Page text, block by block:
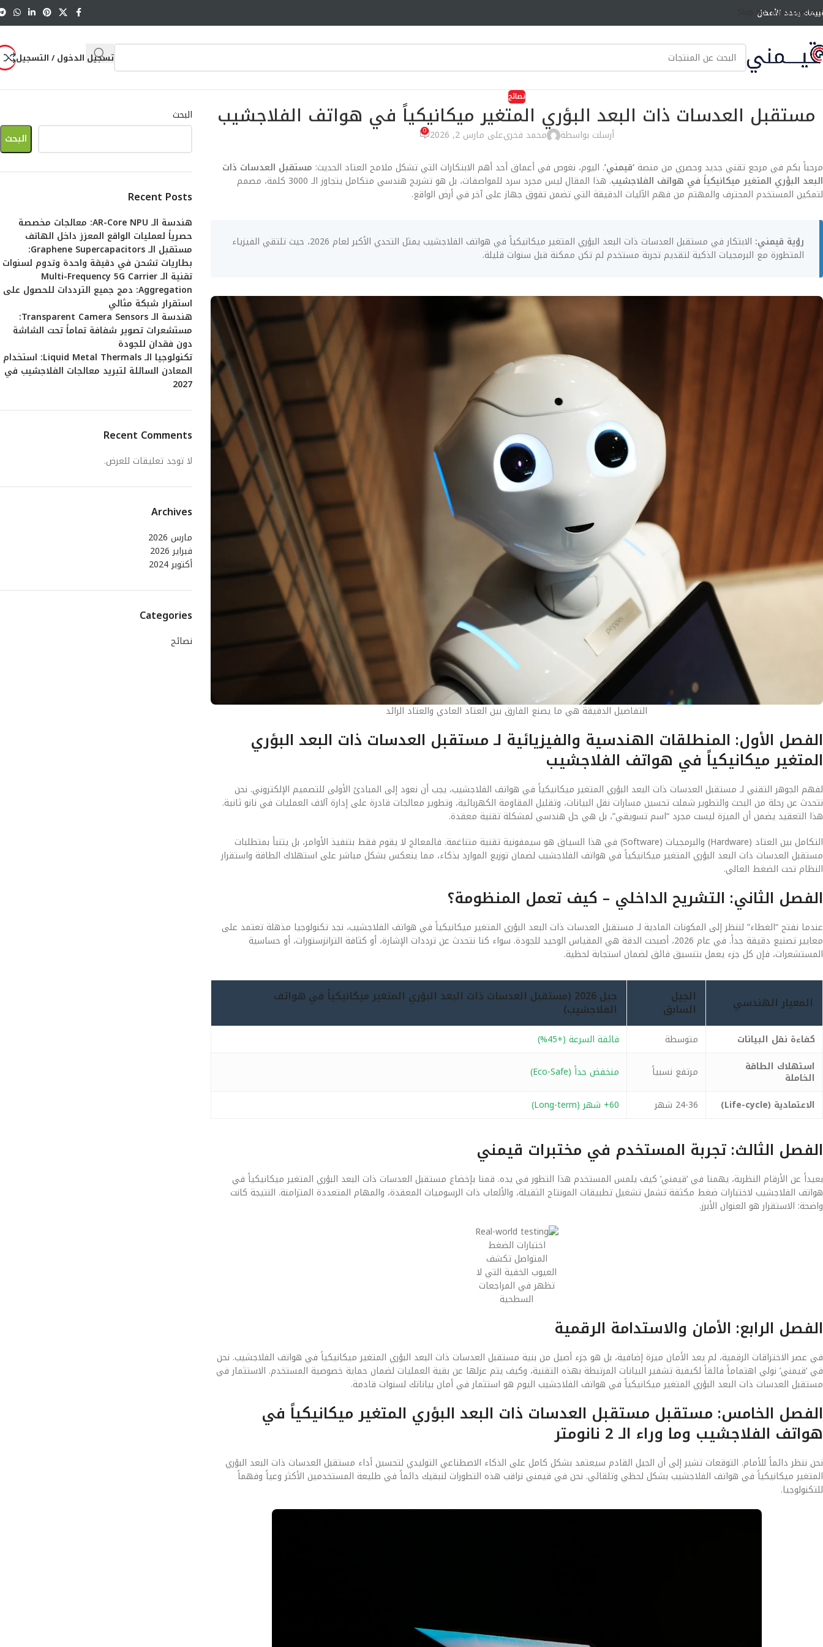
Skip to main content
يحدد الأفضل
تسجيل الدخول / التسجيل
نصائح
مستقبل العدسات ذات البعد البؤري المتغير ميكانيكياً في هواتف الفلاجشيب
أرسلت بواسطة محمد فخريعلى مارس 2, 2026 0
مرحباً بكم في مرجع تقني جديد وحصري من منصة ‘قيمني’. اليوم، نغوص في أعماق أحد أهم الابتكارات التي تشكل ملامح العتاد الحديث: مستقبل العدسات ذات
البعد البؤري المتغير ميكانيكياً في هواتف الفلاجشيب
. هذا المقال ليس مجرد سرد للمواصفات، بل هو تشريح هندسي متكامل يتجاوز الـ 3000 كلمة، مصمم
لتمكين المستخدم المحترف والمهتم من فهم الآليات الدقيقة التي تضمن تفوق جهاز على آخر في أرض الواقع.
رؤية قيمني:
الابتكار في مستقبل العدسات ذات البعد البؤري المتغير ميكانيكياً في هواتف الفلاجشيب يمثل التحدي الأكبر لعام 2026، حيث تلتقي الفيزياء
المتطورة مع البرمجيات الذكية لتقديم تجربة مستخدم لم تكن ممكنة قبل سنوات قليلة.
التفاصيل الدقيقة هي ما يصنع الفارق بين العتاد العادي والعتاد الرائد
الفصل الأول: المنطلقات الهندسية والفيزيائية لـ مستقبل العدسات ذات البعد البؤري
المتغير ميكانيكياً في هواتف الفلاجشيب
لفهم الجوهر التقني لـ مستقبل العدسات ذات البعد البؤري المتغير ميكانيكياً في هواتف الفلاجشيب، يجب أن نعود إلى المبادئ الأولى للتصميم الإلكتروني. نحن
نتحدث عن رحلة من البحث والتطوير شملت تحسين مسارات نقل البيانات، وتقليل المقاومة الكهربائية، وتطوير معالجات قادرة على إدارة آلاف العمليات في نانو ثانية.
هذا التعقيد يضمن أن الميزة ليست مجرد “اسم تسويقي”، بل هي حل هندسي لمشكلة تقنية معقدة.
التكامل بين العتاد (Hardware) والبرمجيات (Software) في هذا السياق هو سيمفونية تقنية متناغمة. فالمعالج لا يقوم فقط بتنفيذ الأوامر، بل يتنبأ بمتطلبات
مستقبل العدسات ذات البعد البؤري المتغير ميكانيكياً في هواتف الفلاجشيب لضمان توزيع الموارد بذكاء، مما ينعكس بشكل مباشر على استهلاك الطاقة واستقرار
النظام تحت الضغط العالي.
الفصل الثاني: التشريح الداخلي – كيف تعمل المنظومة؟
عندما نفتح “الغطاء” لننظر إلى المكونات المادية لـ مستقبل العدسات ذات البعد البؤري المتغير ميكانيكياً في هواتف الفلاجشيب، نجد تكنولوجيا مذهلة تعتمد على
معايير تصنيع دقيقة جداً. في عام 2026، أصبحت الدقة هي المقياس الوحيد للجودة. سواء كنا نتحدث عن ترددات الإشارة، أو كثافة الترانزستورات، أو حساسية
المستشعرات، فإن كل جزء يعمل بتنسيق فائق لضمان استجابة لحظية.
المعيار الهندسي الجيل
السابق
جيل 2026 (مستقبل العدسات ذات البعد البؤري المتغير ميكانيكياً في هواتف
الفلاجشيب)
كفاءة نقل البيانات متوسطة
فائقة السرعة (+45%)
استهلاك الطاقة
الخاملة مرتفع نسبياً
منخفض جداً (Eco-Safe)
الاعتمادية (Life-cycle)
24-36 شهر 60+ شهر (Long-term)
الفصل الثالث: تجربة المستخدم في مختبرات قيمني
بعيداً عن الأرقام النظرية، يهمنا في ‘قيمني’ كيف يلمس المستخدم هذا التطور في يده. قمنا بإخضاع مستقبل العدسات ذات البعد البؤري المتغير ميكانيكياً في
هواتف الفلاجشيب لاختبارات ضغط مكثفة تشمل تشغيل تطبيقات المونتاج الثقيلة، والألعاب ذات الرسوميات المعقدة، والمهام المتعددة المتزامنة. النتيجة كانت
واضحة: الاستقرار هو العنوان الأبرز.
اختبارات الضغط
المتواصل تكشف
العيوب الخفية التي لا
تظهر في المراجعات
السطحية
الفصل الرابع: الأمان والاستدامة الرقمية
في عصر الاختراقات الرقمية، لم يعد الأمان ميزة إضافية، بل هو جزء أصيل من بنية مستقبل العدسات ذات البعد البؤري المتغير ميكانيكياً في هواتف الفلاجشيب. نحن
في ‘قيمني’ نولي اهتماماً فائقاً لكيفية تشفير البيانات المرتبطة بهذه التقنية، وكيف يتم عزلها عن بقية العمليات لضمان حماية خصوصية المستخدم. الاستثمار في
مستقبل العدسات ذات البعد البؤري المتغير ميكانيكياً في هواتف الفلاجشيب اليوم هو استثمار في أمان بياناتك لسنوات قادمة.
الفصل الخامس: مستقبل مستقبل العدسات ذات البعد البؤري المتغير ميكانيكياً في
هواتف الفلاجشيب وما وراء الـ 2 نانومتر
نحن ننظر دائماً للأمام. التوقعات تشير إلى أن الجيل القادم سيعتمد بشكل كامل على الذكاء الاصطناعي التوليدي لتحسين أداء مستقبل العدسات ذات البعد البؤري
المتغير ميكانيكياً في هواتف الفلاجشيب بشكل لحظي وتلقائي. نحن في قيمني نراقب هذه التطورات لنبقيك دائماً في طليعة المستخدمين الأكثر وعياً وفهماً
للتكنولوجيا.
البحث
البحث
Recent Posts
هندسة الـ AR-Core NPU: معالجات مخصصة
حصرياً لعمليات الواقع المعزز داخل الهاتف
مستقبل الـ Graphene Supercapacitors:
بطاريات تشحن في دقيقة واحدة وتدوم لسنوات
تقنية الـ Multi-Frequency 5G Carrier
Aggregation: دمج جميع الترددات للحصول على
استقرار شبكة مثالي
هندسة الـ Transparent Camera Sensors:
مستشعرات تصوير شفافة تماماً تحت الشاشة
دون فقدان للجودة
تكنولوجيا الـ Liquid Metal Thermals: استخدام
المعادن السائلة لتبريد معالجات الفلاجشيب في
2027
Recent Comments
لا توجد تعليقات للعرض.
Archives
مارس 2026
فبراير 2026
أكتوبر 2024
Categories
نصائح